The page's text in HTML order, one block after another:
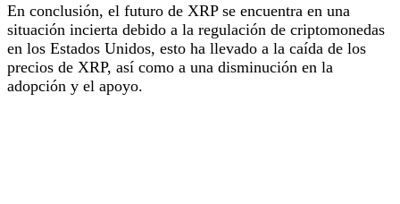
En conclusión, el futuro de XRP se encuentra en una
situación incierta debido a la regulación de criptomonedas
en los Estados Unidos, esto ha llevado a la caída de los
precios de XRP, así como a una disminución en la
adopción y el apoyo.